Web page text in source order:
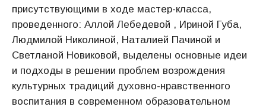
присутствующими в ходе мастер-класса,
проведенного: Аллой Лебедевой , Ириной Губа,
Людмилой Николиной, Наталией Пачиной и
Светланой Новиковой, выделены основные идеи
и подходы в решении проблем возрождения
культурных традиций духовно-нравственного
воспитания в современном образовательном